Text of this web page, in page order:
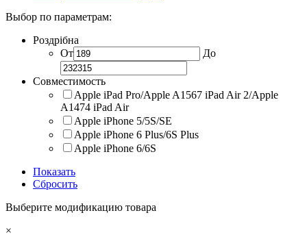
Выбор по параметрам:
Роздрібна
От
До
Совместимость
Apple iPad Pro/Apple A1567 iPad Air 2/Apple
A1474 iPad Air
Apple iPhone 5/5S/SE
Apple iPhone 6 Plus/6S Plus
Apple iPhone 6/6S
Показать
Сбросить
Выберите модификацию товара
×